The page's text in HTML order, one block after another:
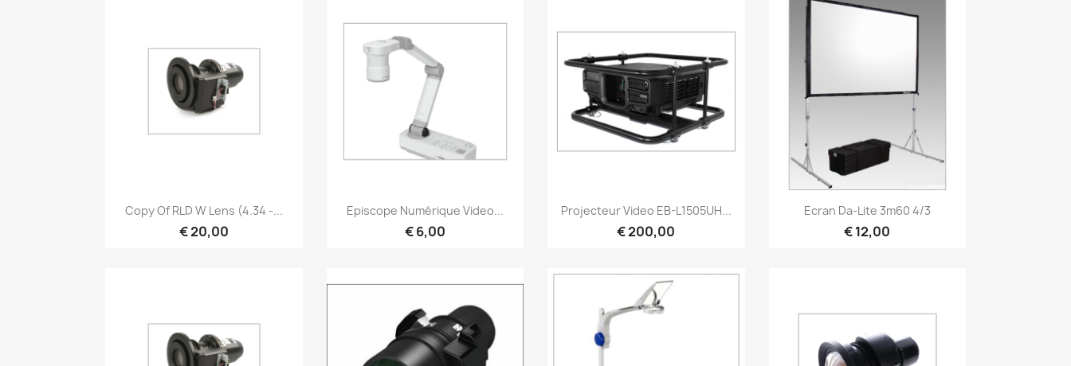
Snel bekijken
Copy Of RLD W Lens (4.34 -...
€ 20,00
Snel bekijken
Episcope Numérique Video...
€ 6,00
Snel bekijken
Projecteur Video EB-L1505UH...
€ 200,00
 Snel bekijken
Ecran Da-Lite 3m60 4/3
€ 12,00